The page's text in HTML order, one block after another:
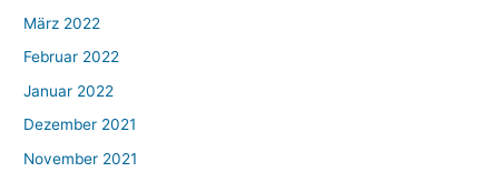
März 2022
Februar 2022
Januar 2022
Dezember 2021
November 2021